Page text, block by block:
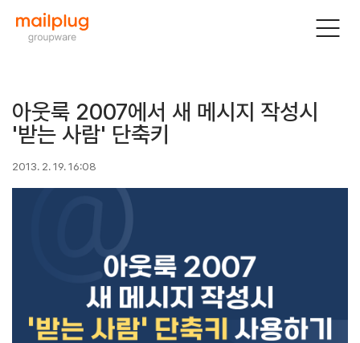
아웃룩 2007에서 새 메시지 작성시
'받는 사람' 단축키
2013. 2. 19. 16:08